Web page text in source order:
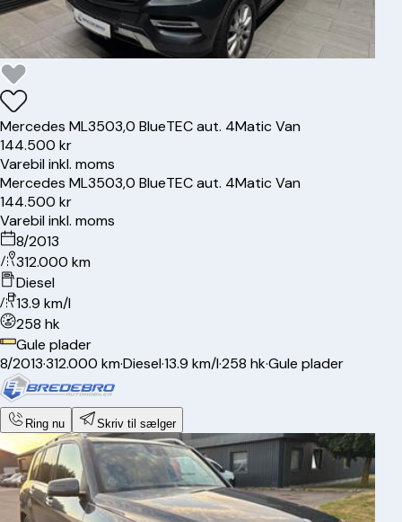
Mercedes ML3503,0 BlueTEC aut. 4Matic Van
144.500 kr
Varebil inkl. moms
Mercedes ML3503,0 BlueTEC aut. 4Matic Van
144.500 kr
Varebil inkl. moms
8/2013
312.000 km
Diesel
13.9 km/l
258 hk
Gule plader
8/2013·312.000 km·Diesel·13.9 km/l·258 hk·Gule plader
Ring nu Skriv til sælger